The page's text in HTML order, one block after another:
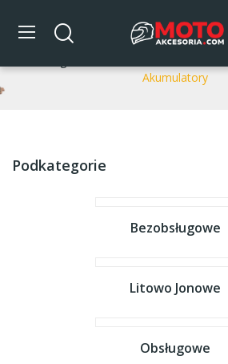
Akumulatory
Akumulatory
Podkategorie
Bezobsługowe
Litowo Jonowe
Obsługowe